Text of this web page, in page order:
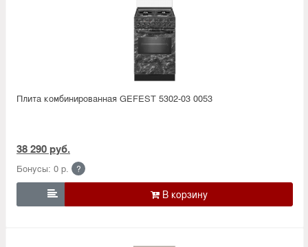
Плита комбинированная GEFEST 5302-03 0053
38 290 руб.
Бонусы: 0 р. ?
